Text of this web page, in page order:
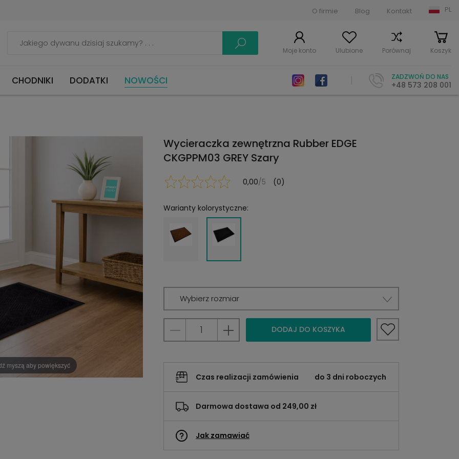
O firmie Blog Kontakt PL
Moje konto Ulubione Porównaj Koszyk
CHODNIKI DODATKI NOWOŚCI ZADZWOŃ DO NAS
+48 573 208 001
myszą aby powiększyć
Wycieraczka zewnętrzna Rubber EDGE
CKGPPM03 GREY Szary
0,00/5 (0)
Warianty kolorystyczne:
Wybierz rozmiar
DODAJ DO KOSZYKA
Czas realizacji zamówienia do 3 dni roboczych
Darmowa dostawa od 249,00 zł
Jak zamawiać